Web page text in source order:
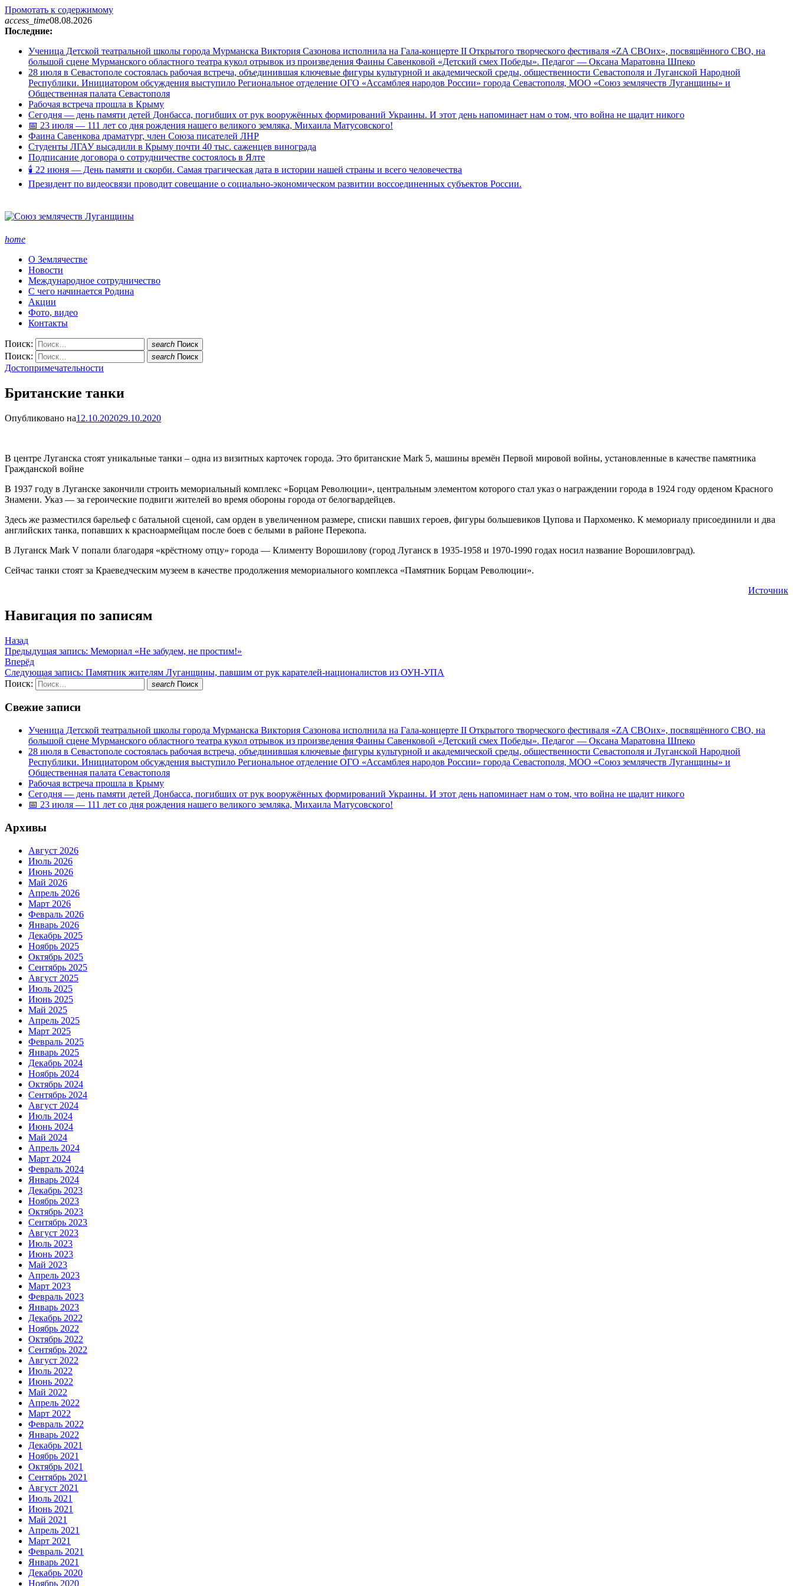
Промотать к содержимому
access_time08.08.2026
Последние:
Ученица Детской театральной школы города Мурманска Виктория Сазонова исполнила на Гала-концерте II Открытого творческого фестиваля «ZA СВОих», посвящённого СВО, на
большой сцене Мурманского областного театра кукол отрывок из произведения Фаины Савенковой «Детский смех Победы». Педагог — Оксана Маратовна Шпеко
28 июля в Севастополе состоялась рабочая встреча, объединившая ключевые фигуры культурной и академической среды, общественности Севастополя и Луганской Народной
Республики. Инициатором обсуждения выступило Региональное отделение ОГО «Ассамблея народов России» города Севастополя, МОО «Союз землячеств Луганщины» и
Общественная палата Севастополя
Рабочая встреча прошла в Крыму
Сегодня — день памяти детей Донбасса, погибших от рук вооружённых формирований Украины. И этот день напоминает нам о том, что война не щадит никого
📅 23 июля — 111 лет со дня рождения нашего великого земляка, Михаила Матусовского!
Фаина Савенкова драматург, член Союза писателей ЛНР
Студенты ЛГАУ высадили в Крыму почти 40 тыс. саженцев винограда
Подписание договора о сотрудничестве состоялось в Ялте
🕯 22 июня — День памяти и скорби. Самая трагическая дата в истории нашей страны и всего человечества
Президент по видеосвязи проводит совещание о социально-экономическом развитии воссоединенных субъектов России.
home
О Землячестве
Новости
Международное сотрудничество
С чего начинается Родина
Акции
Фото, видео
Контакты
Поиск: search Поиск
Поиск: search Поиск
Достопримечательности
Британские танки
Опубликовано на12.10.202029.10.2020
В центре Луганска стоят уникальные танки – одна из визитных карточек города. Это британские Mark 5, машины времён Первой мировой войны, установленные в качестве памятника
Гражданской войне
В 1937 году в Луганске закончили строить мемориальный комплекс «Борцам Революции», центральным элементом которого стал указ о награждении города в 1924 году орденом Красного
Знамени. Указ — за героические подвиги жителей во время обороны города от белогвардейцев.
Здесь же разместился барельеф с батальной сценой, сам орден в увеличенном размере, списки павших героев, фигуры большевиков Цупова и Пархоменко. К мемориалу присоединили и два
английских танка, попавших к красноармейцам после боев с белыми в районе Перекопа.
В Луганск Mark V попали благодаря «крёстному отцу» города — Клименту Ворошилову (город Луганск в 1935-1958 и 1970-1990 годах носил название Ворошиловград).
Сейчас танки стоят за Краеведческим музеем в качестве продолжения мемориального комплекса «Памятник Борцам Революции».
Источник
Навигация по записям
Назад
Предыдущая запись: Мемориал «Не забудем, не простим!»
Вперёд
Следующая запись: Памятник жителям Луганщины, павшим от рук карателей-националистов из ОУН-УПА
Поиск:
search Поиск
Свежие записи
Ученица Детской театральной школы города Мурманска Виктория Сазонова исполнила на Гала-концерте II Открытого творческого фестиваля «ZA СВОих», посвящённого СВО, на
большой сцене Мурманского областного театра кукол отрывок из произведения Фаины Савенковой «Детский смех Победы». Педагог — Оксана Маратовна Шпеко
28 июля в Севастополе состоялась рабочая встреча, объединившая ключевые фигуры культурной и академической среды, общественности Севастополя и Луганской Народной
Республики. Инициатором обсуждения выступило Региональное отделение ОГО «Ассамблея народов России» города Севастополя, МОО «Союз землячеств Луганщины» и
Общественная палата Севастополя
Рабочая встреча прошла в Крыму
Сегодня — день памяти детей Донбасса, погибших от рук вооружённых формирований Украины. И этот день напоминает нам о том, что война не щадит никого
📅 23 июля — 111 лет со дня рождения нашего великого земляка, Михаила Матусовского!
Архивы
Август 2026
Июль 2026
Июнь 2026
Май 2026
Апрель 2026
Март 2026
Февраль 2026
Январь 2026
Декабрь 2025
Ноябрь 2025
Октябрь 2025
Сентябрь 2025
Август 2025
Июль 2025
Июнь 2025
Май 2025
Апрель 2025
Март 2025
Февраль 2025
Январь 2025
Декабрь 2024
Ноябрь 2024
Октябрь 2024
Сентябрь 2024
Август 2024
Июль 2024
Июнь 2024
Май 2024
Апрель 2024
Март 2024
Февраль 2024
Январь 2024
Декабрь 2023
Ноябрь 2023
Октябрь 2023
Сентябрь 2023
Август 2023
Июль 2023
Июнь 2023
Май 2023
Апрель 2023
Март 2023
Февраль 2023
Январь 2023
Декабрь 2022
Ноябрь 2022
Октябрь 2022
Сентябрь 2022
Август 2022
Июль 2022
Июнь 2022
Май 2022
Апрель 2022
Март 2022
Февраль 2022
Январь 2022
Декабрь 2021
Ноябрь 2021
Октябрь 2021
Сентябрь 2021
Август 2021
Июль 2021
Июнь 2021
Май 2021
Апрель 2021
Март 2021
Февраль 2021
Январь 2021
Декабрь 2020
Ноябрь 2020